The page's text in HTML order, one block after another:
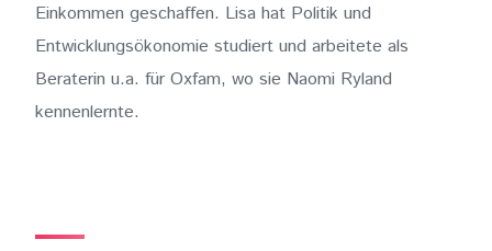
Einkommen geschaffen. Lisa hat Politik und
Entwicklungsökonomie studiert und arbeitete als
Beraterin u.a. für Oxfam, wo sie Naomi Ryland
kennenlernte.